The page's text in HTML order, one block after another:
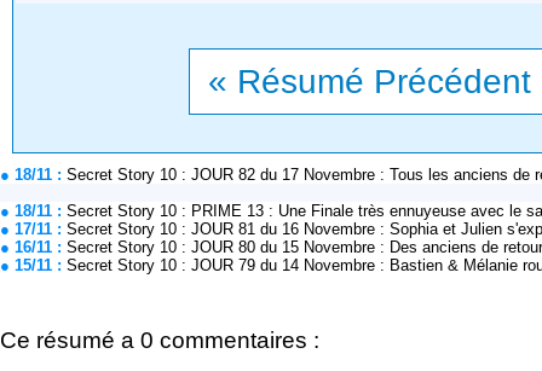
« Résumé Précédent
● 18/11 : Secret Story 10 : JOUR 82 du 17 Novembre : Tous les anciens de
● 18/11 : Secret Story 10 : PRIME 13 : Une Finale très ennuyeuse avec le
● 17/11 : Secret Story 10 : JOUR 81 du 16 Novembre : Sophia et Julien
● 16/11 : Secret Story 10 : JOUR 80 du 15 Novembre : Des anciens de
● 15/11 : Secret Story 10 : JOUR 79 du 14 Novembre : Bastien & Mélanie
Ce résumé a 0 commentaires :